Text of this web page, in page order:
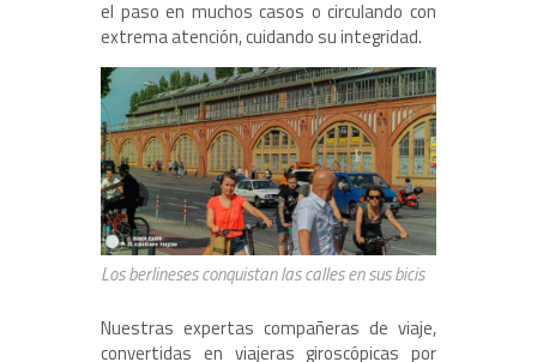
el paso en muchos casos o circulando con
extrema atención, cuidando su integridad.
Los berlineses conquistan las calles en sus bicis
Nuestras expertas compañeras de viaje,
convertidas en viajeras giroscópicas por